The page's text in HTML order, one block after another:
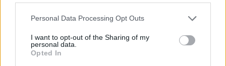
Personal Data Processing Opt Outs
I want to opt-out of the Sharing of my
personal data.
Opted In
ευφυολογήματα τότε θα αποδείξουν ότι είναι
συστηματικοί επαγγελματίες σπίλωσης και
συκοφάντησης, άρα επικίνδυνοι.